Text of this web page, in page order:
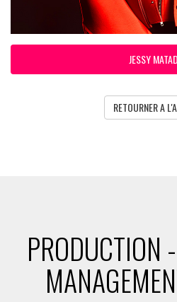
JESSY
RETOURNER A
PRODUCTION